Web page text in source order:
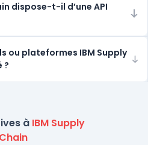
dispose-t-il d’une API
ou plateformes IBM Supply
?
à IBM Supply
Chain